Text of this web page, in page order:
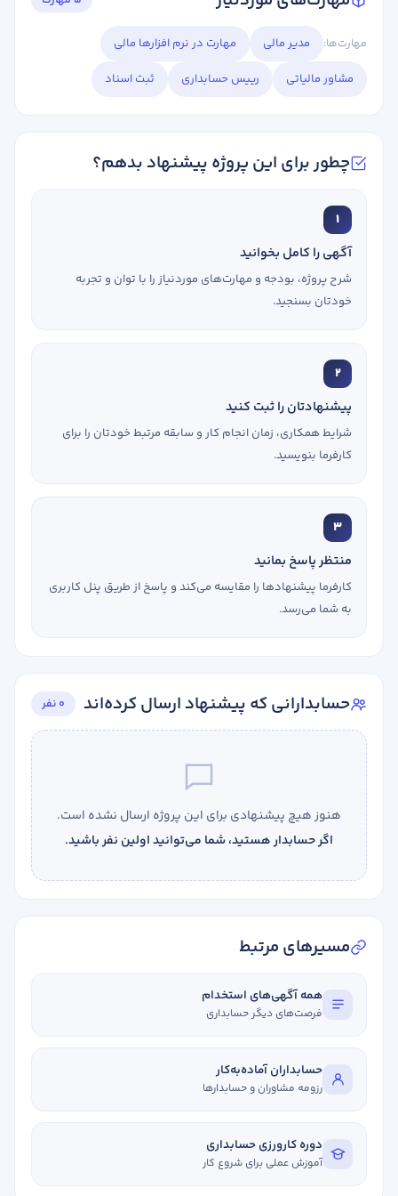
مهارت‌ها: مدیر مالی
مهارت در نرم افزارها مالی
مشاور مالیاتی
رییس حسابداری ثبت اسناد
چطور برای این پروژه پیشنهاد بدهم؟
1
آگهی را کامل بخوانید
شرح پروژه، بودجه و مهارت‌های موردنیاز را با توان و تجربه
خودتان بسنجید.
2
پیشنهادتان را ثبت کنید
شرایط همکاری، زمان انجام کار و سابقه مرتبط خودتان را برای
کارفرما بنویسید.
3
منتظر پاسخ بمانید
کارفرما پیشنهادها را مقایسه می‌کند و پاسخ از طریق پنل کاربری
به شما می‌رسد.
حسابدارانی که پیشنهاد ارسال کرده‌اند 0 نفر
هنوز هیچ پیشنهادی برای این پروژه ارسال نشده است.
اگر حسابدار هستید، شما می‌توانید اولین نفر باشید.
مسیرهای مرتبط
همه آگهی‌های استخدام
فرصت‌های دیگر حسابداری
حسابداران آماده‌به‌کار
رزومه مشاوران و حسابدارها
دوره کارورزی حسابداری
آموزش عملی برای شروع کار